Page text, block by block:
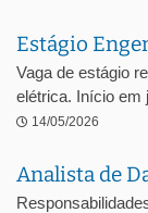
Estágio
Vaga de estágio
elétrica. Início em
14/05/2026
Analista de